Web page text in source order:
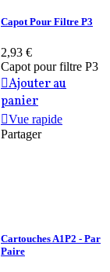
Capot Pour Filtre P3
2,93 €
Capot pour filtre P3
Ajouter au
panier
Vue rapide
Partager
Cartouches A1P2 - Par
Paire